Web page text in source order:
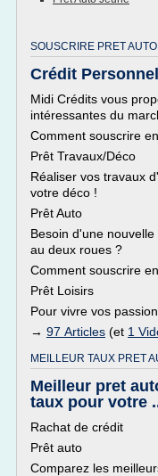
SOUSCRIRE PRET
Crédit
Midi Crédits vous
intéressantes du
Comment souscrire
Prêt Travaux/Déco
Réaliser vos travaux
votre déco !
Prêt Auto
Besoin d'une
au deux roues ?
Comment souscrire
Prêt Loisirs
Pour vivre vos
→ 97 Articles (et 1
MEILLEUR TAUX PRET
Meilleur pret
taux pour votre
Rachat de crédit
Prêt auto
Comparez les